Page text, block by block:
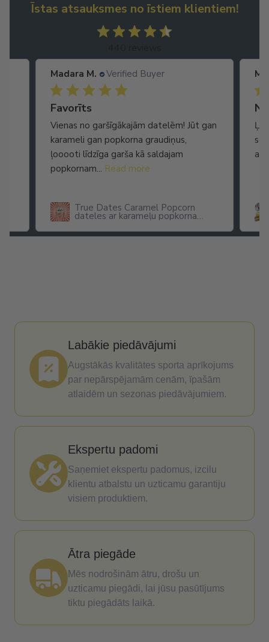
Īstas atsauksmes no īstiem klientiem!
Madara M. Verified Buyer
Favorīts
Vienas no garšīgākajām datelēm! Jūt gan
karameli gan popkorna graudiņus,
ļooooti līdzīga garša kā saldajam
popkornam... Read more
True Dates Caramel Popcorn
dateles ar karameļu popkorna
arī
Labākie piedāvājumi
Augstākās kvalitātes sporta aprīkojums
par nepārspējamām cenām, īpašām
atlaidēm un sezonas piedāvājumiem.
Ekspertu padomi
Saņemiet ekspertu padomus, izcilu
klientu atbalstu un uzticamu garantiju
visiem produktiem.
Ātra piegāde
Mēs nodrošinām ātru, drošu un
uzticamu piegādi, lai jūsu pasūtījums
tiktu piegādāts laikā.